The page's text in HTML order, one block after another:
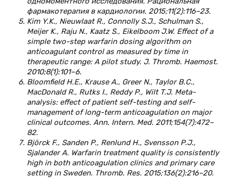
фармакотерапия в кардиологии. 2015;11(2):116–23.
Kim Y.K., Nieuwlaat R., Connolly S.J., Schulman S.,
Meijer K., Raju N., Kaatz S., Eikelboom J.W. Effect of a
simple two-step warfarin dosing algorithm on
anticoagulant control as measured by time in
therapeutic range: A pilot study. J. Thromb. Haemost.
2010;8(1):101–6.
Bloomfield H.E., Krause A., Greer N., Taylor B.C.,
MacDonald R., Rutks I., Reddy P., Wilt T.J. Meta-
analysis: effect of patient self-testing and self-
management of long-term anticoagulation on major
clinical outcomes. Ann. Intern. Med. 2011;154(7):472–
82.
Björck F., Sanden P., Renlund H., Svensson P.J.,
Sjalander A. Warfarin treatment quality is consistently
high in both anticoagulation clinics and primary care
setting in Sweden. Thromb. Res. 2015;136(2):216–20.